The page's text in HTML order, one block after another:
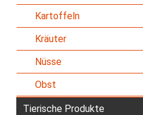
Kartoffeln
Kräuter
Nüsse
Obst
Tierische Produkte